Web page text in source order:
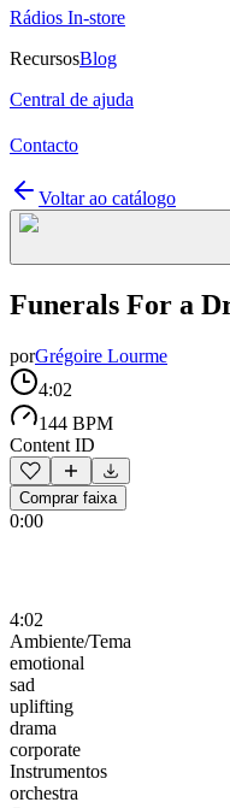
Rádios In-store
RecursosBlog
Central de ajuda
Contacto
Voltar ao catálogo
Funerals For a
porGrégoire Lourme
4:02
144 BPM
Content ID
Comprar faixa
0:00
4:02
Ambiente/Tema
emotional
sad
uplifting
drama
corporate
Instrumentos
orchestra